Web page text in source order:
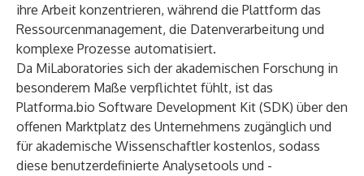
ihre Arbeit konzentrieren, während die Plattform das
Ressourcenmanagement, die Datenverarbeitung und
komplexe Prozesse automatisiert.
Da MiLaboratories sich der akademischen Forschung in
besonderem Maße verpflichtet fühlt, ist das
Platforma.bio Software Development Kit (SDK) über den
offenen Marktplatz des Unternehmens zugänglich und
für akademische Wissenschaftler kostenlos, sodass
diese benutzerdefinierte Analysetools und -